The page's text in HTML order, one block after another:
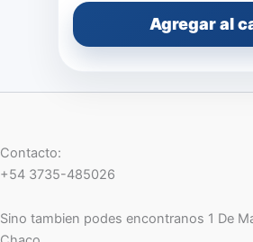
Agregar al
Contacto:
+54 3735-485026
Sino tambien podes encontranos 1 De